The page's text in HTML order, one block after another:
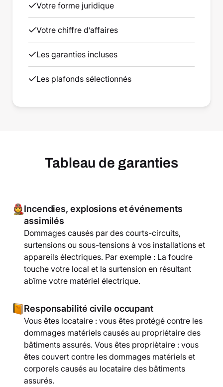
Votre forme juridique
Votre chiffre d’affaires
Les garanties incluses
Les plafonds sélectionnés
Tableau de garanties
Incendies, explosions et événements
assimilés
Dommages causés par des courts-circuits,
surtensions ou sous-tensions à vos installations et
appareils électriques. Par exemple : La foudre
touche votre local et la surtension en résultant
abîme votre matériel électrique.
Responsabilité civile occupant
Vous êtes locataire : vous êtes protégé contre les
dommages matériels causés au propriétaire des
bâtiments assurés. Vous êtes propriètaire : vous
êtes couvert contre les dommages matériels et
corporels causés au locataire des bâtiments
assurés.